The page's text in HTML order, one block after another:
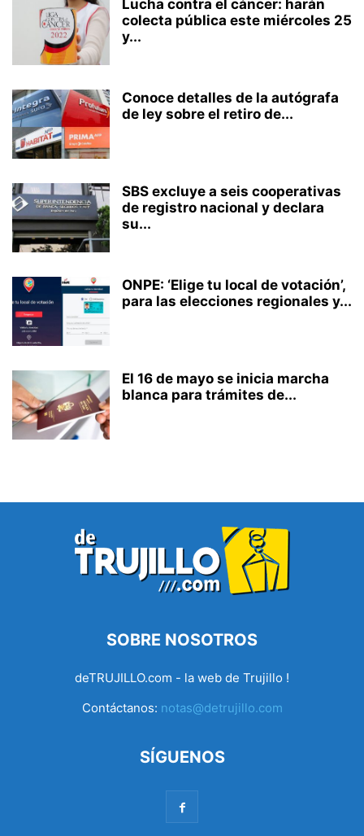
Lucha contra el cáncer: harán
colecta pública este miércoles 25
y...
Conoce detalles de la autógrafa
de ley sobre el retiro de...
SBS excluye a seis cooperativas
de registro nacional y declara
su...
ONPE: ‘Elige tu local de votación’,
para las elecciones regionales y...
El 16 de mayo se inicia marcha
blanca para trámites de...
SOBRE NOSOTROS
deTRUJILLO.com - la web de Trujillo !
Contáctanos: notas@detrujillo.com
SÍGUENOS